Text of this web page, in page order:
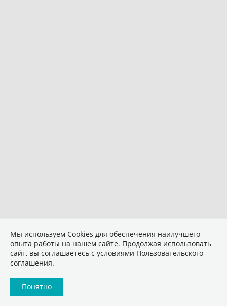
Мы используем Сookies для обеспечения наилучшего
опыта работы на нашем сайте. Продолжая использовать
сайт, вы соглашаетесь с условиями Пользовательского
соглашения.
Понятно